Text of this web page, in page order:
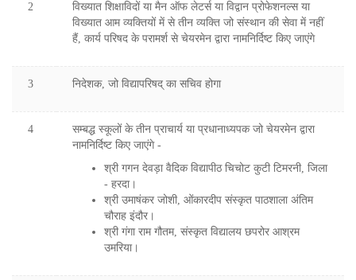
2
विख्यात शिक्षाविदों या मैन ऑफ लेटर्स या विद्वान प्रोफेशनल्स या
विख्यात आम व्यक्तियों में से तीन व्यक्ति जो संस्थान की सेवा में नहीं
हैं, कार्य परिषद के परामर्श से चेयरमेन द्वारा नामनिर्दिष्ट किए जाएंगे
3 निदेशक, जो विद्यापरिषद् का सचिव होगा
4
सम्बद्ध स्कूलों के तीन प्राचार्य या प्रधानाध्यपक जो चेयरमेन द्वारा
नामनिर्दिष्ट किए जाएंगे -
श्री गगन देवड़ा वैदिक विद्यापीठ चिचोट कुटी टिमरनी, जिला
- हरदा।
श्री उमाषंकर जोशी, ओंकारदीप संस्कृत पाठशाला अंतिम
चौराह इंदौर।
श्री गंगा राम गौतम, संस्कृत विद्यालय छपरोर आश्रम
उमरिया।